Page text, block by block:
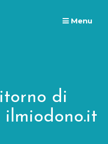
Menu
di
ilmiodono.it